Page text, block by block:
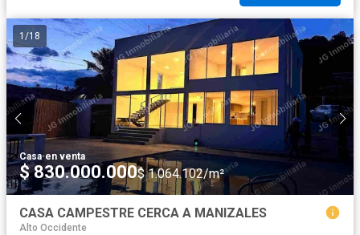
1 /18
Casa·en venta
$ 830.000.000$ 1.064.102/m²
CASA CAMPESTRE CERCA A MANIZALES
Alto Occidente